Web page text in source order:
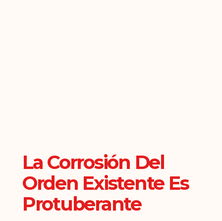
La Corrosión Del
Orden Existente Es
Protuberante